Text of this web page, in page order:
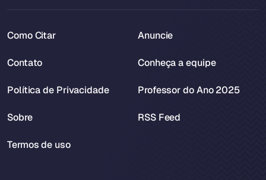
Como Citar
Contato
Política de Privacidade
Sobre
Termos de uso
Anuncie
Conheça a equipe
Professor do Ano 2025
RSS Feed